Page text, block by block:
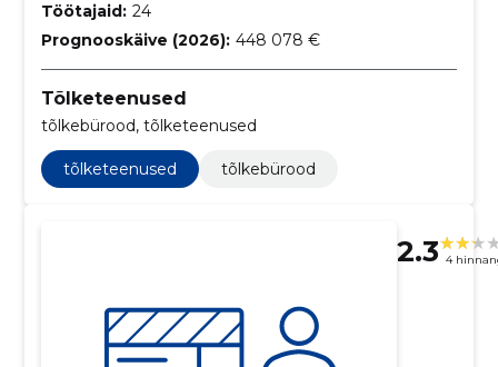
Töötajaid: 24
Prognooskäive (2026): 448 078 €
Tõlketeenused
tõlkebürood, tõlketeenused
tõlketeenused tõlkebürood
2.3 4